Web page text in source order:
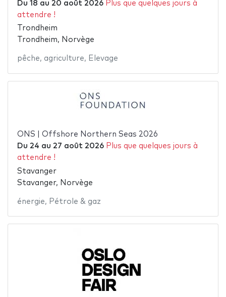
Du 18 au 20 août 2026 Plus que quelques jours à
attendre !
Trondheim
Trondheim, Norvège
pêche, agriculture, Elevage
ONS | Offshore Northern Seas 2026
Du 24 au 27 août 2026 Plus que quelques jours à
attendre !
Stavanger
Stavanger, Norvège
énergie, Pétrole & gaz